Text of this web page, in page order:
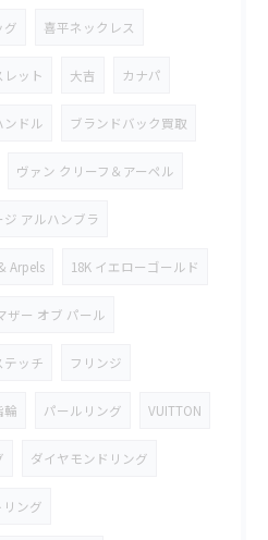
グ 喜平ネックレス
レット 大吉 カナパ
ンドル ブランドバック買取
ヴァン クリーフ＆アーペル
アルハンブラ
Arpels 18K イエローゴールド
ザー オブ パール
テッチ フリンジ
輪 パールリング VUITTON
ダイヤモンドリング
リング